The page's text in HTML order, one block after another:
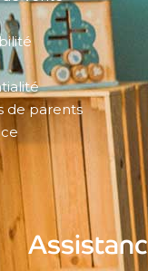
de parents